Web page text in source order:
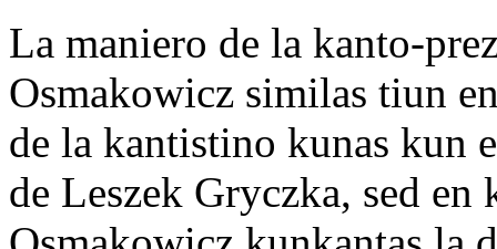
La maniero de la kanto-
Osmakowicz similas tiun
de la kantistino kunas kun
de Leszek Gryczka, sed